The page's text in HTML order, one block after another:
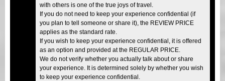
with others is one of the true joys of travel.
If you do not need to keep your experience confidential (if
you plan to tell someone or share it), the REVIEW PRICE
applies as the standard rate.
If you wish to keep your experience confidential, it is offered
as an option and provided at the REGULAR PRICE.
We do not verify whether you actually talk about or share
your experience. It is determined solely by whether you wish
to keep your experience confidential.